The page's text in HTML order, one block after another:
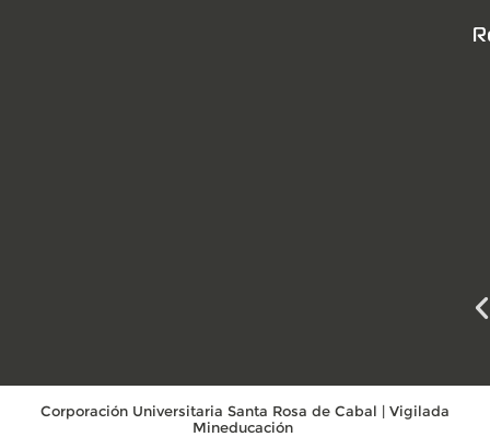
Corporación Universitaria Santa Rosa de Cabal | Vigilada
Mineducación